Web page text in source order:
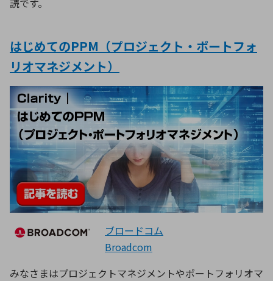
読です。
はじめてのPPM（プロジェクト・ポートフォ
リオマネジメント）
ブロードコム
Broadcom
みなさまはプロジェクトマネジメントやポートフォリオマ